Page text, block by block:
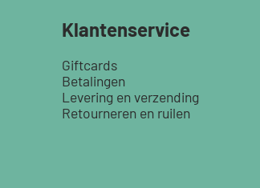
Klantenservice
Giftcards
Betalingen
Levering en verzending
Retourneren en ruilen